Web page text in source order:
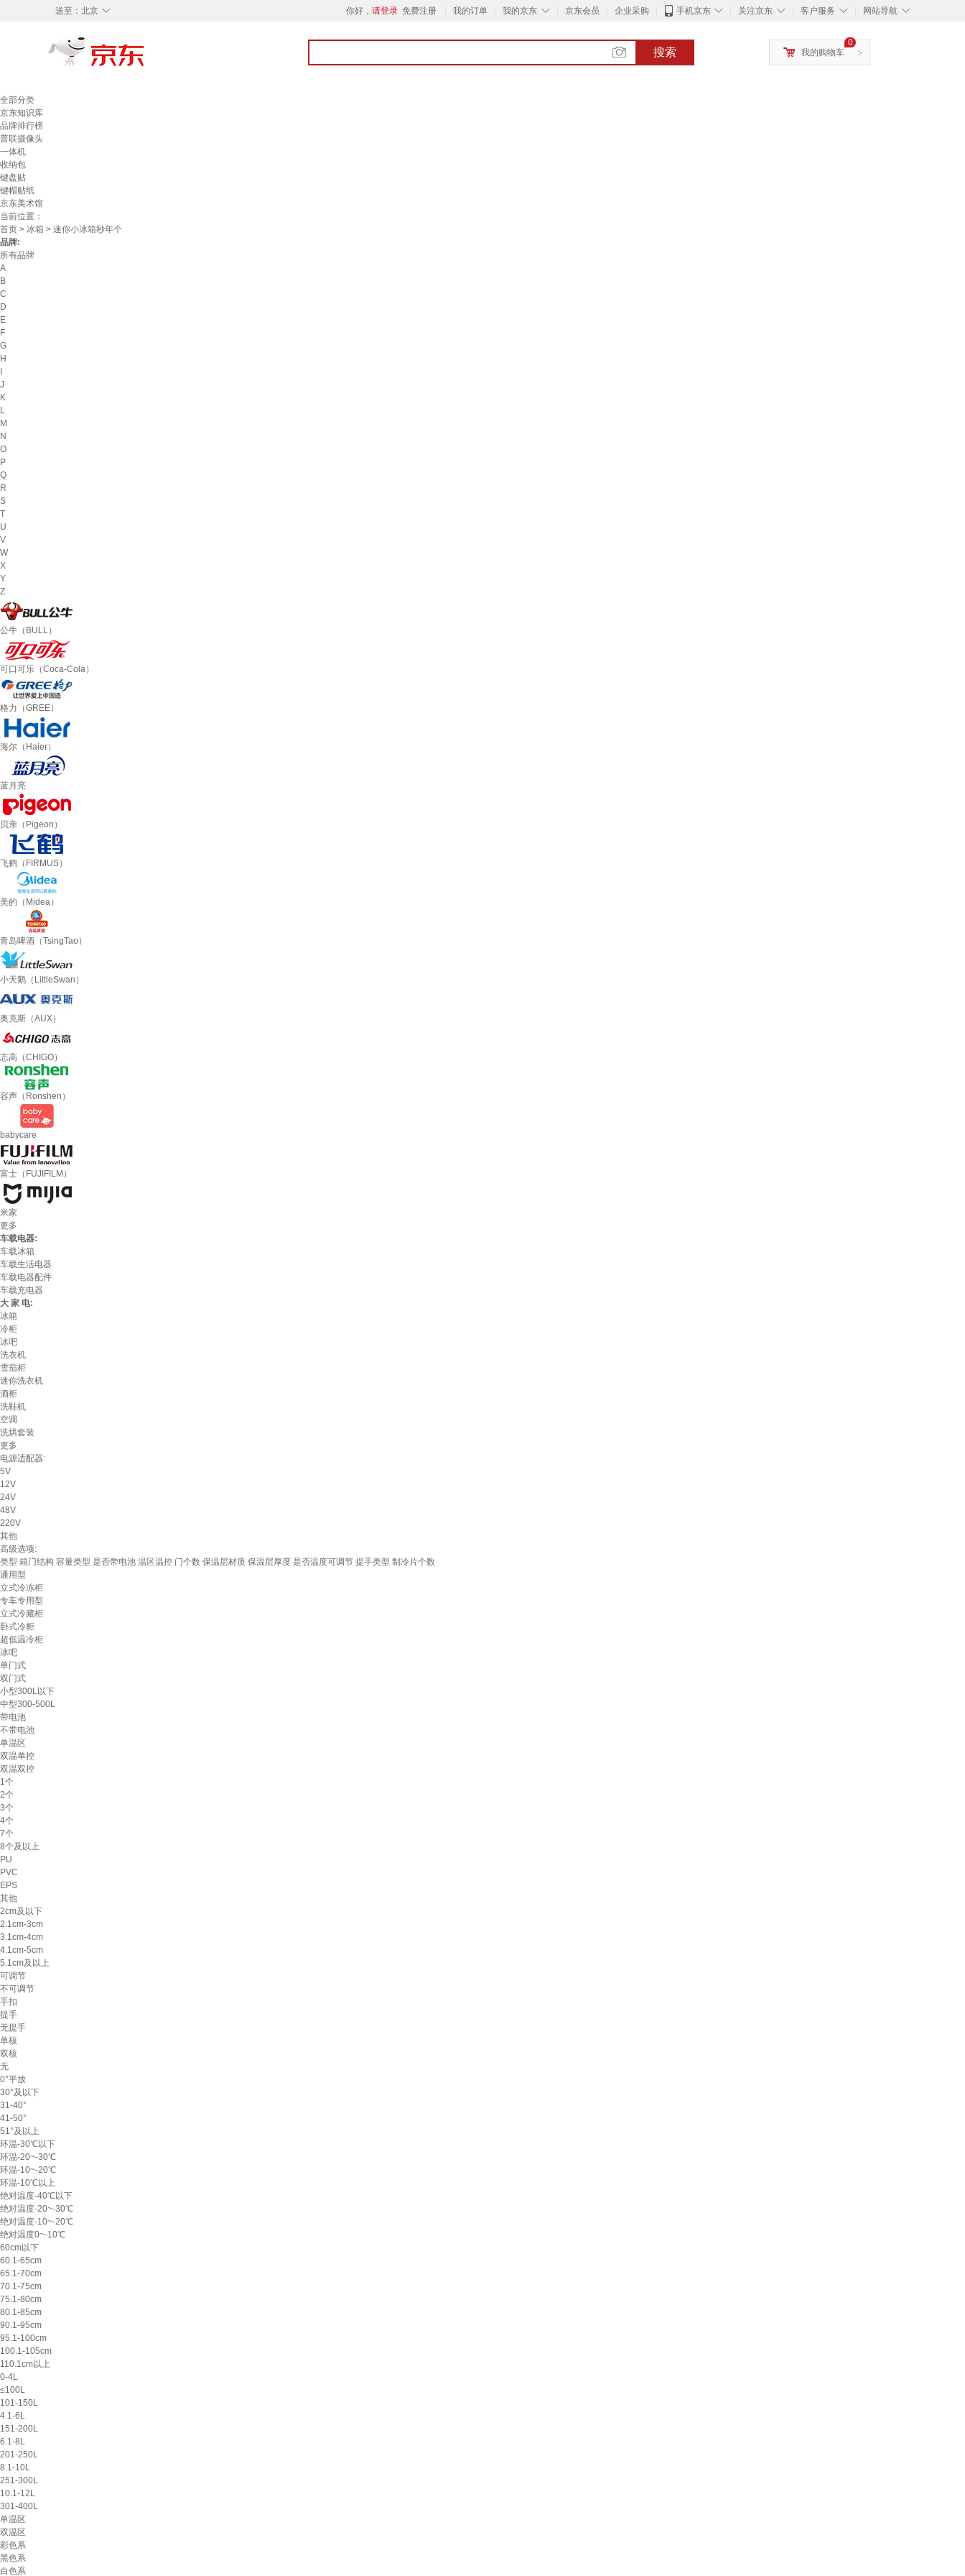
◇
送至： 北京 你好， 请登录 免费注册 我的订单 ◇
我的京东 京东会员 企业采购 ◇
手机京东 ◇
关注京东 ◇
客户服务 ◇
网站导航
搜索 >
0
我的购物车
全部分类
京东知识库
品牌排行榜
普联摄像头
一体机
收纳包
键盘贴
键帽贴纸
京东美术馆
当前位置：
首页 > 冰箱 > 迷你小冰箱秒年个
品牌:
所有品牌
A
B
C
D
E
F
G
H
J
K
L
M
N
O
P
Q
R
S
T
U
V
W
X
Y
Z
公牛（BULL）
可口可乐（Coca-Cola）
格力（GREE）
海尔（Haier）
蓝月亮
贝亲（Pigeon）
飞鹤（FIRMUS）
美的（Midea）
青岛啤酒（TsingTao）
小天鹅（LittleSwan）
奥克斯（AUX）
志高（CHIGO）
容声（Ronshen）
babycare
富士（FUJIFILM）
米家
更多
车载电器:
车载冰箱
车载生活电器
车载电器配件
车载充电器
大 家 电:
冰箱
冷柜
冰吧
洗衣机
雪茄柜
迷你洗衣机
酒柜
洗鞋机
空调
洗烘套装
更多
电源适配器:
5V
12V
24V
48V
220V
其他
高级选项:
类型 箱门结构 容量类型 是否带电池 温区温控 门个数 保温层材质 保温层厚度 是否温度可调节 提手类型 制冷片个数
通用型
立式冷冻柜
专车专用型
立式冷藏柜
卧式冷柜
超低温冷柜
冰吧
单门式
双门式
小型300L以下
中型300-500L
带电池
不带电池
单温区
双温单控
双温双控
1个
2个
3个
4个
7个
8个及以上
PU
PVC
EPS
其他
2cm及以下
2.1cm-3cm
3.1cm-4cm
4.1cm-5cm
5.1cm及以上
可调节
不可调节
手扣
提手
无提手
单核
双核
无
0°平放
30°及以下
31-40°
41-50°
51°及以上
环温-30℃以下
环温-20~-30℃
环温-10~-20℃
环温-10℃以上
绝对温度-40℃以下
绝对温度-20~-30℃
绝对温度-10~-20℃
绝对温度0~-10℃
60cm以下
60.1-65cm
65.1-70cm
70.1-75cm
75.1-80cm
80.1-85cm
90.1-95cm
95.1-100cm
100.1-105cm
110.1cm以上
0-4L
≤100L
101-150L
4.1-6L
151-200L
6.1-8L
201-250L
8.1-10L
251-300L
10.1-12L
301-400L
单温区
双温区
彩色系
黑色系
白色系